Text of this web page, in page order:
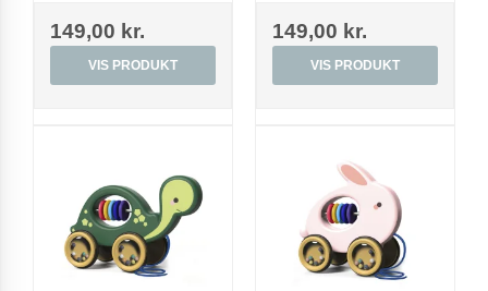
149,00 kr.
VIS PRODUKT
149,00 kr.
VIS PRODUKT